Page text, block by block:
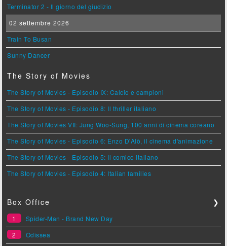
Terminator 2 - Il giorno del giudizio
02 settembre 2026
Train To Busan
Sunny Dancer
The Story of Movies
The Story of Movies - Episodio IX: Calcio e campioni
The Story of Movies - Episodio 8: Il thriller italiano
The Story of Movies VII: Jung Woo-Sung, 100 anni di cinema coreano
The Story of Movies - Episodio 6: Enzo D'Alò, il cinema d'animazione
The Story of Movies - Episodio 5: Il comico italiano
The Story of Movies - Episodio 4: Italian families
Box Office ❯
1
Spider-Man - Brand New Day
2
Odissea